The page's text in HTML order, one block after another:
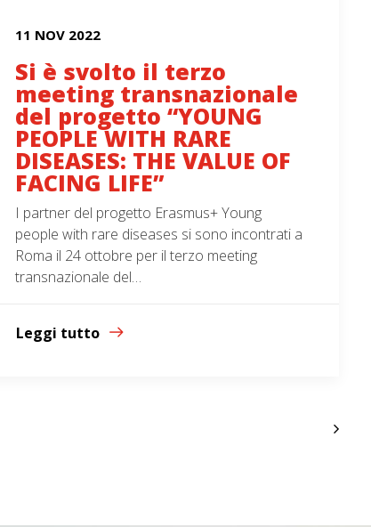
11 NOV 2022
Si è svolto il terzo
meeting transnazionale
del progetto “YOUNG
PEOPLE WITH RARE
DISEASES: THE VALUE OF
FACING LIFE”
I partner del progetto Erasmus+ Young
people with rare diseases si sono incontrati a
Roma il 24 ottobre per il terzo meeting
transnazionale del…
Leggi tutto